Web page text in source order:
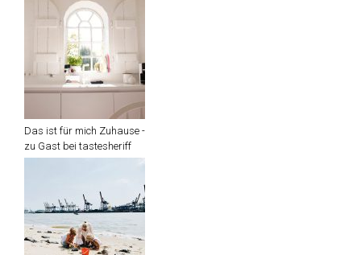
Das ist für mich Zuhause -
zu Gast bei tastesheriff